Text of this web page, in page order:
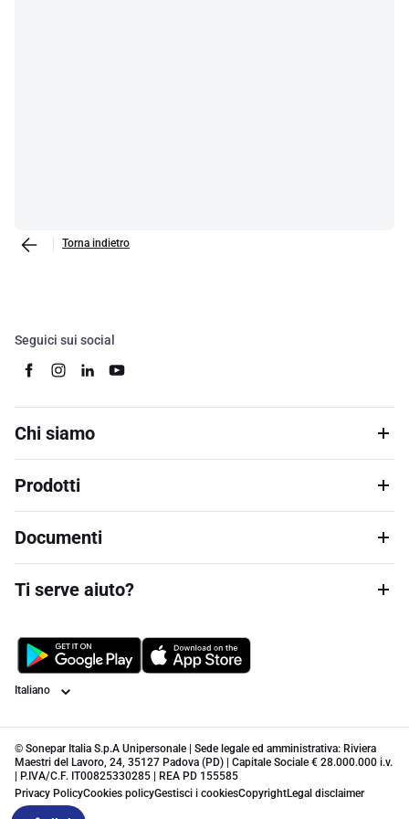
Torna indietro
Seguici sui social
Chi siamo
Prodotti
Documenti
Ti serve aiuto?
Lingua
© Sonepar Italia S.p.A Unipersonale | Sede legale ed amministrativa: Riviera
Maestri del Lavoro, 24, 35127 Padova (PD) | Capitale Sociale € 28.000.000 i.v.
| P.IVA/C.F. IT00825330285 | REA PD 155585
Privacy PolicyCookies policyGestisci i cookiesCopyrightLegal disclaimer